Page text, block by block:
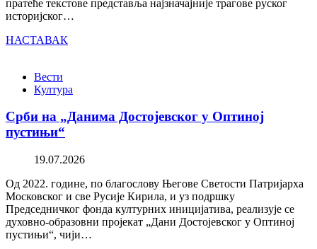
пратеће текстове представља најзначајније трагове руског
историјског…
НАСТАВАК
Вести
Култура
Срби на „Данима Достојевског у Оптиној
пустињи“
19.07.2026
Од 2022. године, по благослову Његове Светости Патријарха
Московског и све Русије Кирила, и уз подршку
Председничког фонда културних иницијатива, реализује се
духовно-образовни пројекат „Дани Достојевског у Оптиној
пустињи“, чији…